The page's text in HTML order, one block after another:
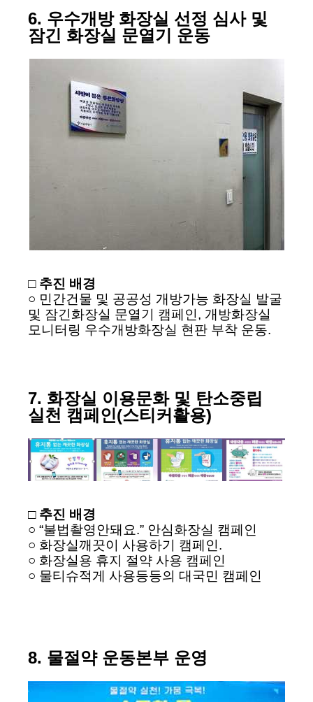
6. 우수개방 화장실 선정 심사 및
잠긴 화장실 문열기 운동
□ 추진 배경
○ 민간건물 및 공공성 개방가능 화장실 발굴
및 잠긴화장실 문열기 캠페인, 개방화장실
모니터링 우수개방화장실 현판 부착 운동.
7. 화장실 이용문화 및 탄소중립
실천 캠페인(스티커활용)
□ 추진 배경
○ “불법촬영안돼요.” 안심화장실 캠페인
○ 화장실깨끗이 사용하기 캠페인.
○ 화장실용 휴지 절약 사용 캠페인
○ 물티슈적게 사용등등의 대국민 캠페인
8. 물절약 운동본부 운영